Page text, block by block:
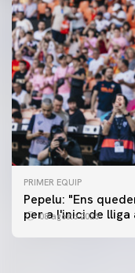
PRIMER EQUIP
Pepelu: "Ens
per a l'inici de lliga
08 agosto 2026
PRIMER EQUIP
📸 #ValenciaNUFC
PRIMER EQUIP
MESTALLA 📍